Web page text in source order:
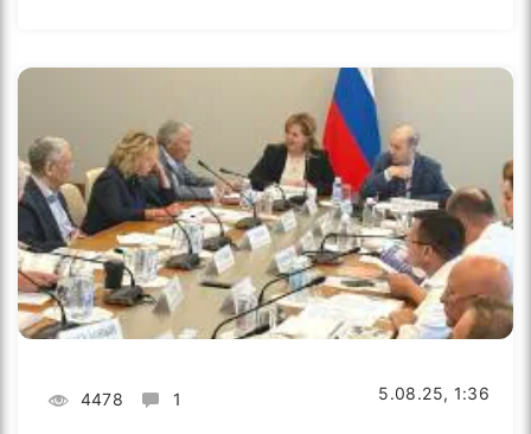
4478 1 5.08.25, 1:36